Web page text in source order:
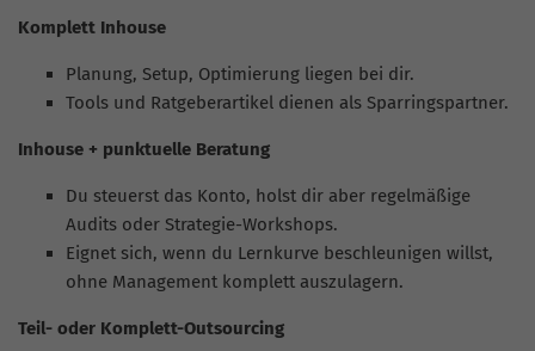
Komplett Inhouse
Planung, Setup, Optimierung liegen bei dir.
Tools und Ratgeberartikel dienen als Sparringspartner.
Inhouse + punktuelle Beratung
Du steuerst das Konto, holst dir aber regelmäßige
Audits oder Strategie-Workshops.
Eignet sich, wenn du Lernkurve beschleunigen willst,
ohne Management komplett auszulagern.
Teil- oder Komplett-Outsourcing